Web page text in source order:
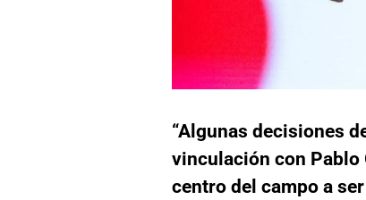
“Algunas decisiones
vinculación con Pablo
centro del campo a